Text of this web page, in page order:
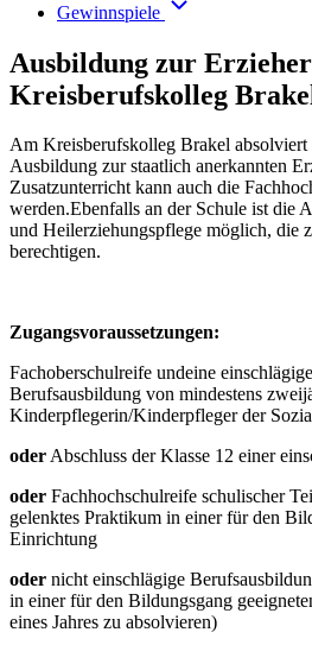
Gewinnspiele
Ausbildung zur
Kreisberufskolleg
Am Kreisberufskolleg Brakel absolviert
Ausbildung zur staatlich anerkannten
Zusatzunterricht kann auch die
werden.Ebenfalls an der Schule ist die
und Heilerziehungspflege möglich, die
berechtigen.
Zugangsvoraussetzungen:
Fachoberschulreife undeine
Berufsausbildung von mindestens
Kinderpflegerin/Kinderpfleger der
oderAbschluss der Klasse 12 einer
oder Fachhochschulreife schulischer
gelenktes Praktikum in einer für den
Einrichtung
oder nicht einschlägige
in einer für den Bildungsgang
eines Jahres zu absolvieren)